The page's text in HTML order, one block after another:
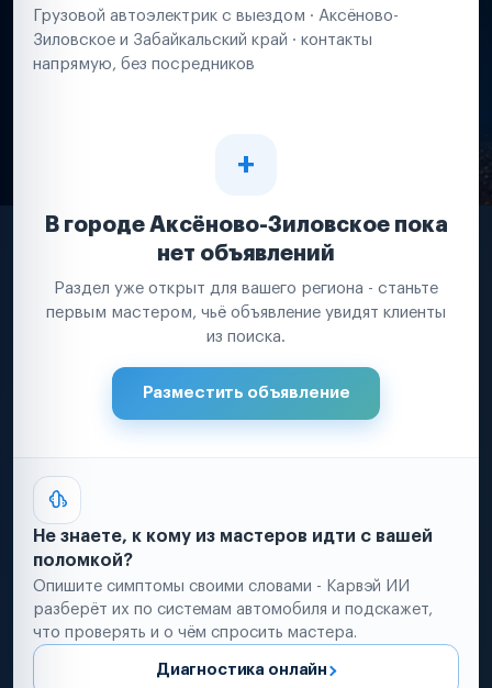
Грузовой автоэлектрик с выездом · Аксёново-
Зиловское и Забайкальский край · контакты
напрямую, без посредников
В городе Аксёново-Зиловское пока
нет объявлений
Раздел уже открыт для вашего региона - станьте
первым мастером, чьё объявление увидят клиенты
из поиска.
Разместить объявление
Не знаете, к кому из мастеров идти с вашей
поломкой?
Опишите симптомы своими словами - Карвэй ИИ
разберёт их по системам автомобиля и подскажет,
что проверять и о чём спросить мастера.
Диагностика онлайн